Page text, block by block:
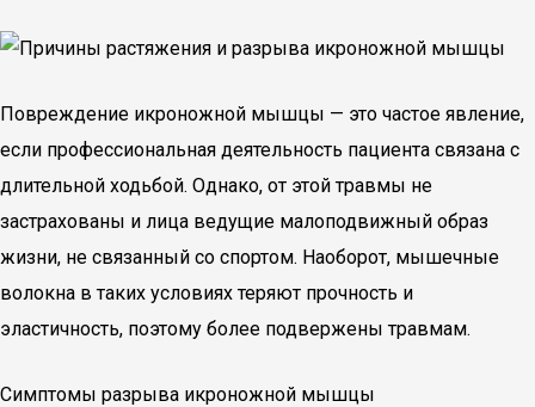
Повреждение икроножной мышцы — это частое явление,
если профессиональная деятельность пациента связана с
длительной ходьбой. Однако, от этой травмы не
застрахованы и лица ведущие малоподвижный образ
жизни, не связанный со спортом. Наоборот, мышечные
волокна в таких условиях теряют прочность и
эластичность, поэтому более подвержены травмам.
Симптомы разрыва икроножной мышцы